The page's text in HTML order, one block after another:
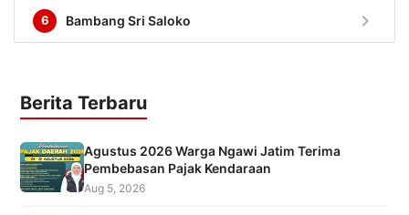
6 Bambang Sri Saloko chevron_right
Berita Terbaru
Agustus 2026 Warga Ngawi Jatim Terima
Pembebasan Pajak Kendaraan
Aug 5, 2026